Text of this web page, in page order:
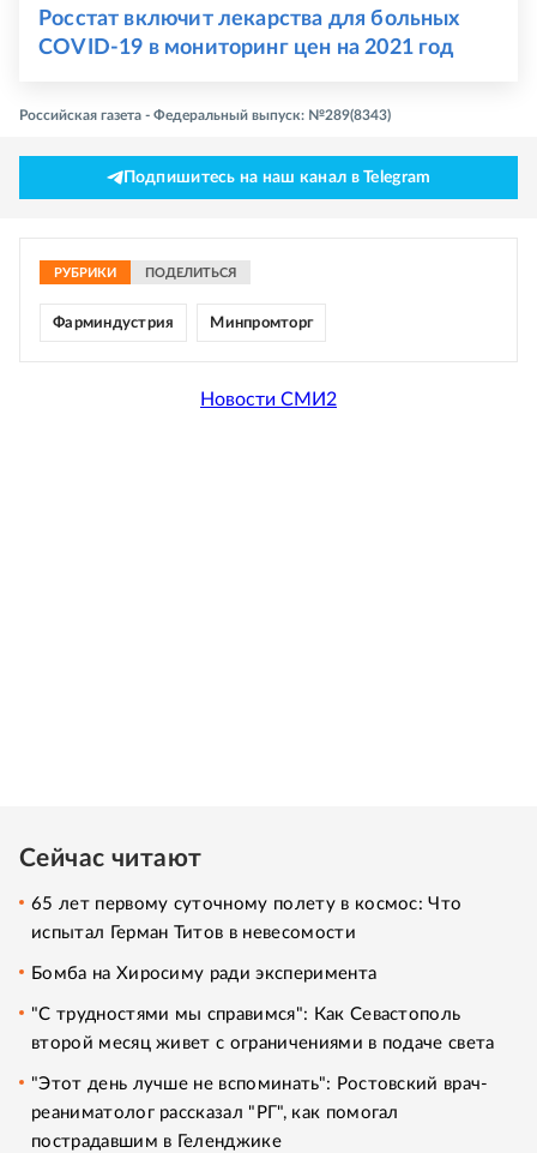
Росстат включит лекарства для больных
COVID-19 в мониторинг цен на 2021 год
Российская газета - Федеральный выпуск: №289(8343)
Подпишитесь на наш канал в Telegram
РУБРИКИ ПОДЕЛИТЬСЯ
Фарминдустрия Минпромторг
Новости СМИ2
Сейчас читают
65 лет первому суточному полету в космос: Что
испытал Герман Титов в невесомости
Бомба на Хиросиму ради эксперимента
"С трудностями мы справимся": Как Севастополь
второй месяц живет с ограничениями в подаче света
"Этот день лучше не вспоминать": Ростовский врач-
реаниматолог рассказал "РГ", как помогал
пострадавшим в Геленджике